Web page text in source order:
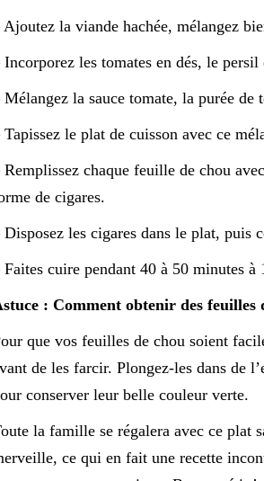
Ajoutez la viande hachée, mélangez
Incorporez les tomates en dés, le
Mélangez la sauce tomate, la purée de
Tapissez le plat de cuisson avec ce
Remplissez chaque feuille de chou
de cigares.
Disposez les cigares dans le plat, puis
Faites cuire pendant 40 à 50 minutes à
: Comment obtenir des feuilles
que vos feuilles de chou soient
de les farcir. Plongez-les dans de
conserver leur belle couleur verte.
la famille se régalera avec ce plat
ce qui en fait une recette